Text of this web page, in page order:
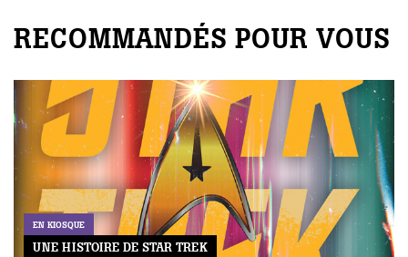
RECOMMANDÉS POUR VOUS
EN KIOSQUE
UNE HISTOIRE DE STAR TREK